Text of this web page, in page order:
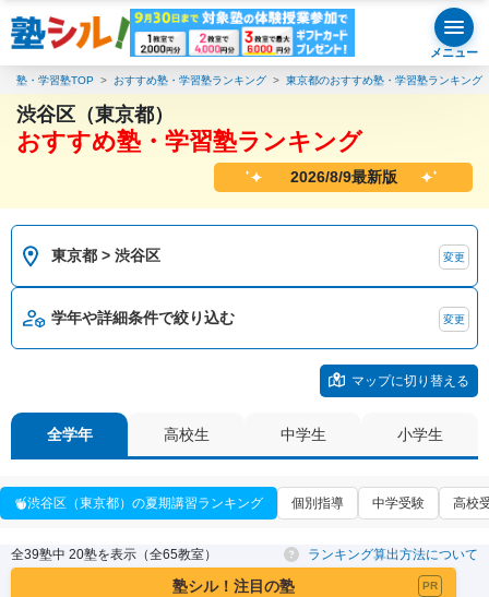
メニュー
塾・学習塾TOP おすすめ塾・学習塾ランキング 東京都のおすすめ塾・学習塾ランキング
渋谷区（東京都）
おすすめ塾・学習塾ランキング
2026/8/9最新版
東京都 > 渋谷区 変更
学年や詳細条件で絞り込む 変更
マップに切り替える
全学年 高校生 中学生 小学生
渋谷区（東京都）の夏期講習ランキング 個別指導 中学受験 高校
全39塾中 20塾を表示（全65教室） ランキング算出方法について
塾シル！注目の塾 PR